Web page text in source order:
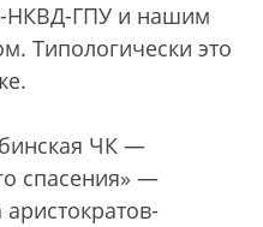
НКВД-ГПУ и нашим
Типологически это
ЧК —
спасения» —